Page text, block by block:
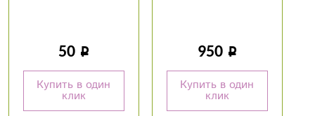
950
Купить в один
клик
50
Купить в один
клик